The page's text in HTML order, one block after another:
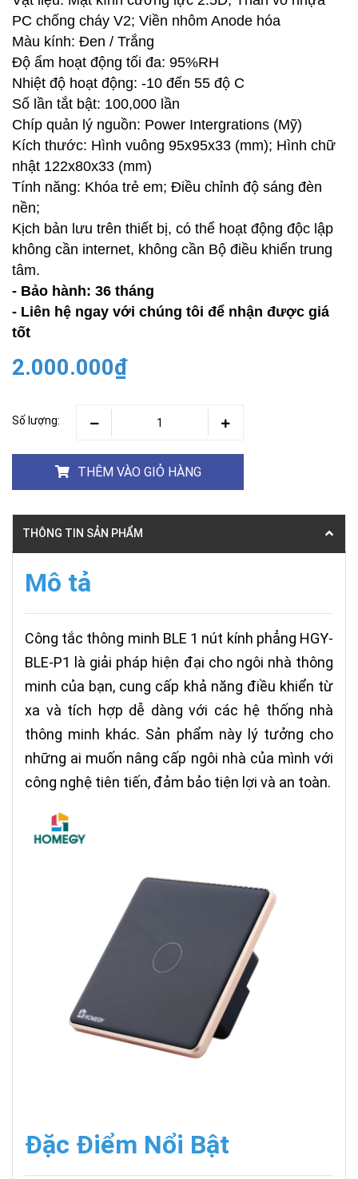
PC chống cháy V2; Viền nhôm Anode hóa
Màu kính: Đen / Trắng
Độ ẩm hoạt động tối đa: 95%RH
Nhiệt độ hoạt động: -10 đến 55 độ C
Số lần tắt bật: 100,000 lần
Chíp quản lý nguồn: Power Intergrations (Mỹ)
Kích thước: Hình vuông 95x95x33 (mm); Hình chữ
nhật 122x80x33 (mm)
Tính năng: Khóa trẻ em; Điều chỉnh độ sáng đèn
nền;
Kịch bản lưu trên thiết bị, có thể hoạt động độc lập
không cần internet, không cần Bộ điều khiển trung
tâm.
- Bảo hành: 36 tháng
- Liên hệ ngay với chúng tôi để nhận được giá
tốt
2.000.000₫
Số lượng:
THÊM VÀO GIỎ HÀNG
THÔNG TIN SẢN PHẨM
Mô tả
Công tắc thông minh BLE 1 nút kính phẳng HGY-
BLE-P1 là giải pháp hiện đại cho ngôi nhà thông
minh của bạn, cung cấp khả năng điều khiển từ
xa và tích hợp dễ dàng với các hệ thống nhà
thông minh khác. Sản phẩm này lý tưởng cho
những ai muốn nâng cấp ngôi nhà của mình với
công nghệ tiên tiến, đảm bảo tiện lợi và an toàn.
Đặc Điểm Nổi Bật